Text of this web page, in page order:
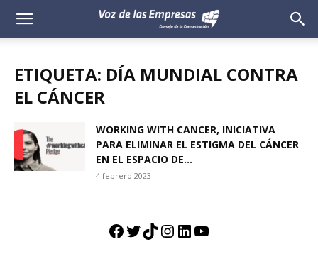
Voz
ETIQUETA: DÍA MUNDIAL CONTRA
EL CÁNCER
WORKING WITH CANCER, INICIATIVA
PARA ELIMINAR EL ESTIGMA DEL CÁNCER
EN EL ESPACIO DE...
4 febrero 2023
Facebook
Twitter
TikTok
Instagram
LinkedIn
YouTube